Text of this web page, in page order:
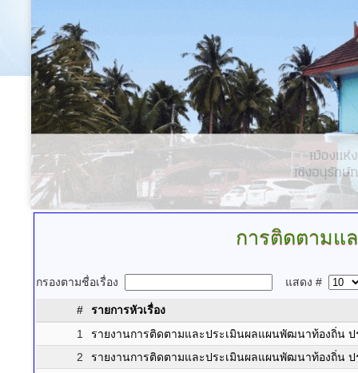
การติดตามแ
กรองตามชื่อเรื่อง แสดง #
#
รายการหัวเรื่อง
1
รายงานการติดตามและประเมินผลแผนพัฒนาท้องถิ่น
2
รายงานการติดตามและประเมินผลแผนพัฒนาท้องถิ่น